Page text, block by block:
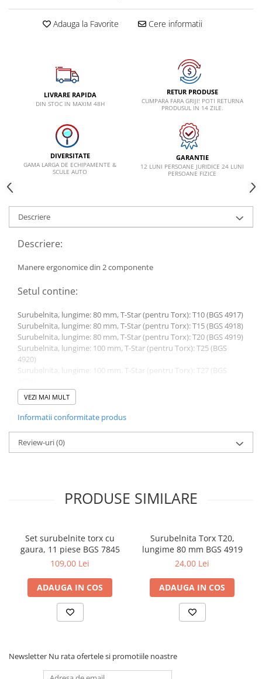
Mercedes-Benz
Porsche
Renault
Skoda
Toyota
Volvo
VW
Scule pneumatice
Pistoale pneumatice
Alte Scule Pneumatice
Biax & slefuitor
Pulverizatoare cu aer
Sisteme de Ridicare
Capre
Accesorii pentru sisteme de
Dulapuri, Module, Cutii
Dulapuri
Module pentru dulapuri
Cutii de Scule
Chei/Tubulare/Biti
Chei cu clichet, fixe, speciale
Truse si seturi
Adauga la Favorite Cere informatii
LIVRARE RAPIDA
DIN STOC IN MAXIM 48H
RETUR PRODUSE
CUMPARA FARA GRIJI! POTI RETURNA
PRODUSUL IN 14 ZILE.
DIVERSITATE
GAMA LARGA DE ECHIPAMENTE &
SCULE AUTO
GARANTIE
12 LUNI PERSOANE JURIDICE 24 LUNI
PERSOANE FIZICE
Descriere
Descriere:
Manere ergonomice din 2 componente
Setul contine:
Surubelnita, lungime: 80 mm, T-Star (pentru Torx): T10 (BGS 4917)
Surubelnita, lungime: 80 mm, T-Star (pentru Torx): T15 (BGS 4918)
Surubelnita, lungime: 80 mm, T-Star (pentru Torx): T20 (BGS 4919)
Surubelnita, lungime: 100 mm, T-Star (pentru Torx): T25 (BGS
4920)
Surubelnita, lungime: 100 mm, T-Star (pentru Torx): T27 (BGS
Surubelnita, lungime: 100 mm, T-Star (pentru Torx): T30 (BGS
4922)
Surubelnita, lungime: 150 mm, T-Star (pentru Torx): T40 (BGS
Date tehnice:
VEZI MAI MULT
Informatii conformitate produs
Review-uri(0)
PRODUSE SIMILARE
Set surubelnite torx cu
gaura, 11 piese BGS 7845
109,00 Lei
ADAUGA IN COS
Surubelnita Torx T20,
lungime 80 mm BGS 4919
24,00 Lei
ADAUGA IN COS
Newsletter Nu rata ofertele si promotiile noastre